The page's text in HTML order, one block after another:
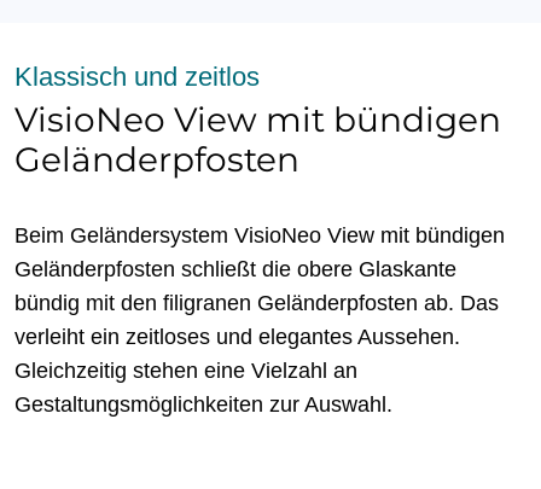
Klassisch und zeitlos
VisioNeo View mit bündigen
Geländerpfosten
Beim Geländersystem VisioNeo View mit bündigen
Geländerpfosten schließt die obere Glaskante
bündig mit den filigranen Geländerpfosten ab. Das
verleiht ein zeitloses und elegantes Aussehen.
Gleichzeitig stehen eine Vielzahl an
Gestaltungsmöglichkeiten zur Auswahl.